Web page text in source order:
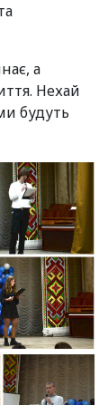
а
Нехай
будуть